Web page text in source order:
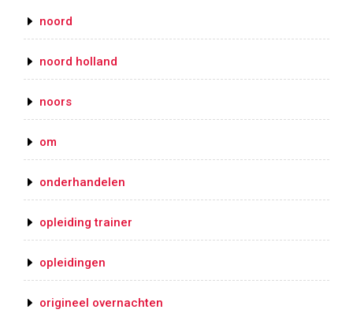
noord
noord holland
noors
om
onderhandelen
opleiding trainer
opleidingen
origineel overnachten